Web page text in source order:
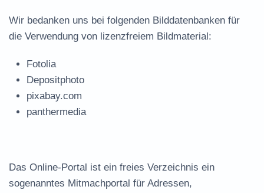
Wir bedanken uns bei folgenden Bilddatenbanken für
die Verwendung von lizenzfreiem Bildmaterial:
Fotolia
Depositphoto
pixabay.com
panthermedia
Das Online-Portal ist ein freies Verzeichnis ein
sogenanntes Mitmachportal für Adressen,